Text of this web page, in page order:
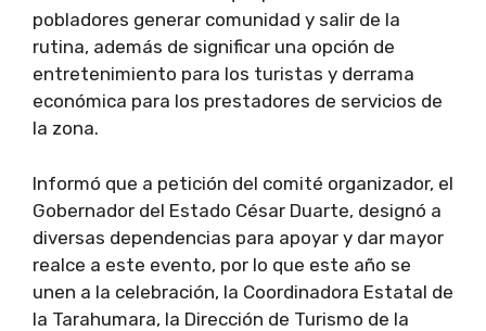
pobladores generar comunidad y salir de la
rutina, además de significar una opción de
entretenimiento para los turistas y derrama
económica para los prestadores de servicios de
la zona.
Informó que a petición del comité organizador, el
Gobernador del Estado César Duarte, designó a
diversas dependencias para apoyar y dar mayor
realce a este evento, por lo que este año se
unen a la celebración, la Coordinadora Estatal de
la Tarahumara, la Dirección de Turismo de la